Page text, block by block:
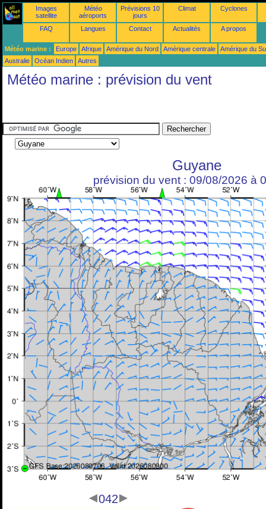
Images
satellite
Météo
aéroports
Prévisions 10
jours
Climat Cyclones
FAQ Langues Contact Actualités A propos
Météo marine : Europe Afrique Amérique du Nord Amérique centrale
Amérique du
Australie
Océan Indien Autres
Météo marine : prévision du vent
Guyane
prévision du vent : 09/08/2026 à
042